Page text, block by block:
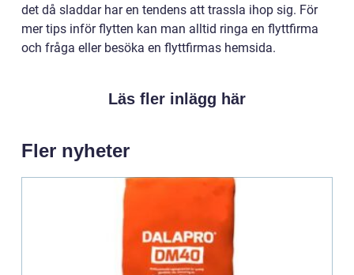
det då sladdar har en tendens att trassla ihop sig. För
mer tips inför flytten kan man alltid ringa en flyttfirma
och fråga eller besöka en flyttfirmas hemsida.
Läs fler inlägg här
Fler nyheter